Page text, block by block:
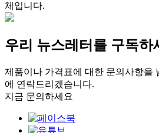
체입니다.
우리 뉴스레터를 구독하
제품이나 가격표에 대한 문의사항을
에 연락드리겠습니다.
지금 문의하세요